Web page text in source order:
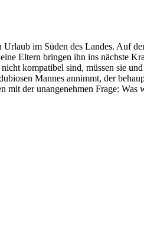
im Süden des Landes. Auf
Eltern bringen ihn ins nächste
kompatibel sind, müssen sie
Mannes annimmt, der
der unangenehmen Frage: Was